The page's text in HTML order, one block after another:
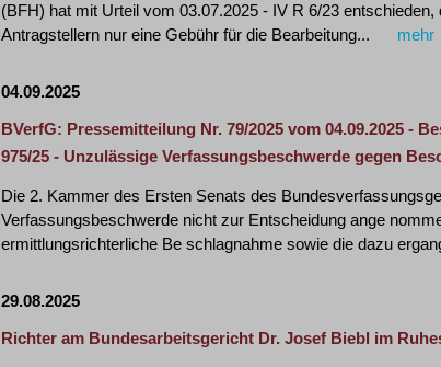
(BFH) hat mit Urteil vom 03.07.2025 - IV R 6/23
Antragstellern nur eine Gebühr für die Bearbeitung...
mehr
04.09.2025
BVerfG: Pressemitteilung Nr. 79/2025 vom 04.09.2025 -
975/25 - Unzulässige Verfassungsbeschwerde gegen
Die 2. Kammer des Ersten Senats des
Verfassungsbeschwerde nicht zur Entscheidung ange
ermittlungsrichterliche Be schlagnahme sowie die dazu
29.08.2025
Richter am Bundesarbeitsgericht Dr. Josef Biebl im